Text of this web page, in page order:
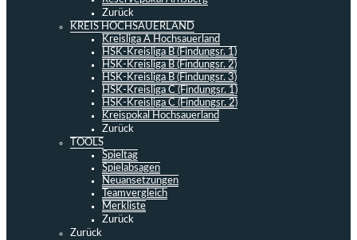
Zurück
KREIS HOCHSAUERLAND
Kreisliga A Hochsauerland
HSK-Kreisliga B (Findungsr. 1)
HSK-Kreisliga B (Findungsr. 2)
HSK-Kreisliga B (Findungsr. 3)
HSK-Kreisliga C (Findungsr. 1)
HSK-Kreisliga C (Findungsr. 2)
Kreispokal Hochsauerland
Zurück
TOOLS
Spieltag
Spielabsagen
Neuansetzungen
Teamvergleich
Merkliste
Zurück
Zurück